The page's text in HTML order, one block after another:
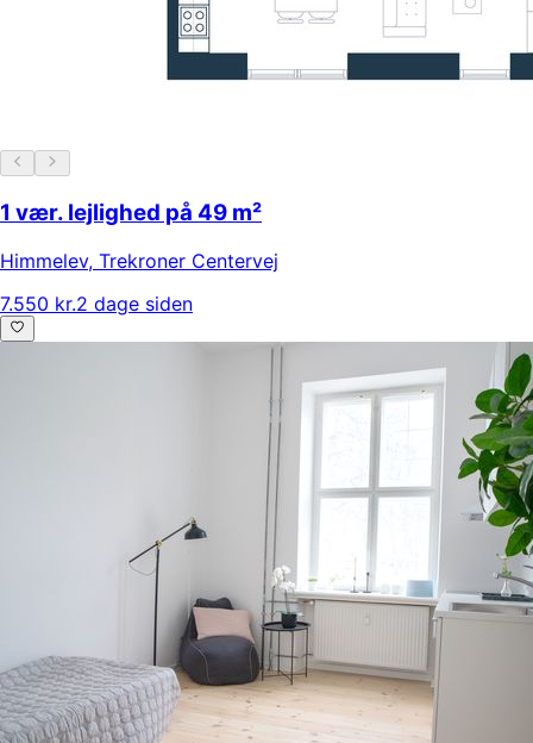
1 vær. lejlighed på 49 m²
Himmelev, Trekroner Centervej
7.550 kr.2 dage siden